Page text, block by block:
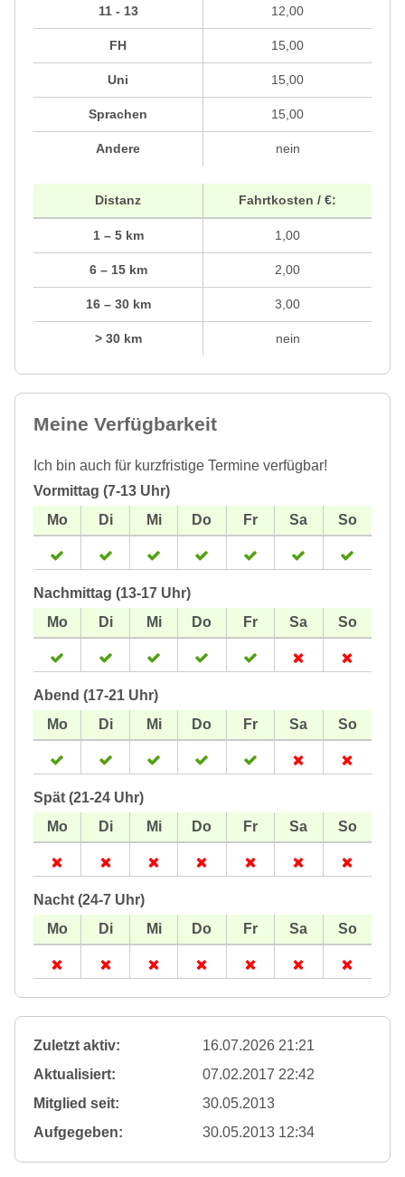
11 - 13
FH
Uni
Sprachen
Andere
12,00
15,00
15,00
15,00
nein
Distanz
1 – 5 km
6 – 15 km
16 – 30 km
> 30 km
Fahrtkosten / €:
1,00
2,00
3,00
nein
Meine Verfügbarkeit
Ich bin auch für kurzfristige Termine verfügbar!
Vormittag (7-13 Uhr)
Nachmittag (13-17 Uhr)
Abend (17-21 Uhr)
Spät (21-24 Uhr)
Nacht (24-7 Uhr)
Zuletzt aktiv:
16.07.2026 21:21
Aktualisiert:
07.02.2017 22:42
Mitglied seit:
30.05.2013
Aufgegeben:
30.05.2013 12:34